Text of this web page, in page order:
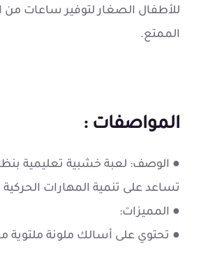
للأطفال الصغار لتوفير ساعات من
الممتع.
المواصفات :
● الوصف: لعبة خشبية تعليمية
تساعد على تنمية المهارات الحركية
● المميزات:
● تحتوي على أسالك ملونة ملتوية